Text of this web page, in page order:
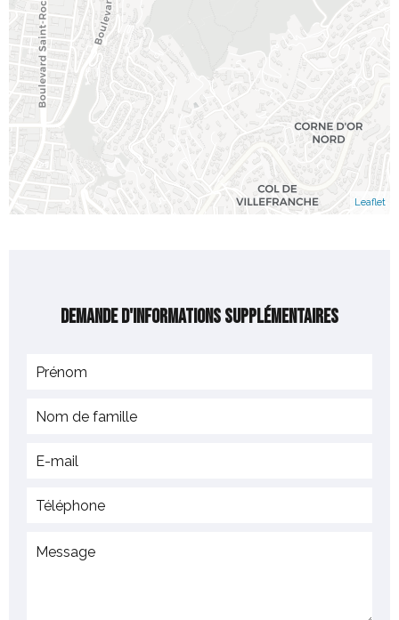
Leaflet
Demande d'informations supplémentaires